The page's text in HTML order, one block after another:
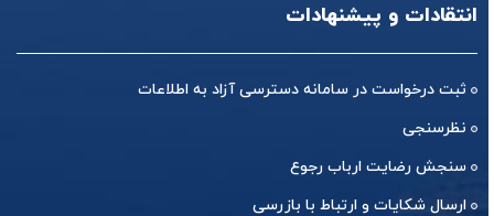
انتقادات و پیشنهادات
ثبت درخواست در سامانه دسترسی آزاد به اطلاعات
نظرسنجی
سنجش رضایت ارباب رجوع
ارسال شکایات و ارتباط با بازرسی